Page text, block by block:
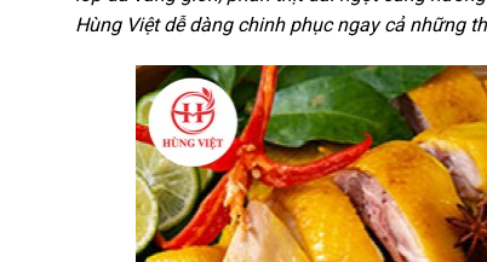
Hùng Việt dễ dàng chinh phục ngay cả những